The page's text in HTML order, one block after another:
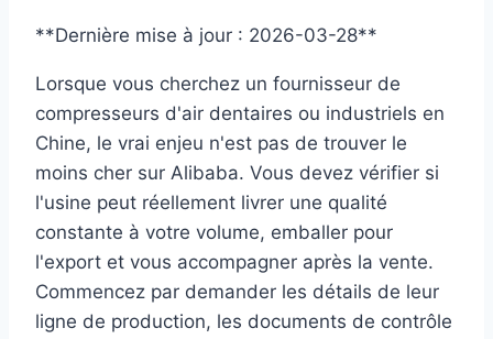
**Dernière mise à jour : 2026-03-28**
Lorsque vous cherchez un fournisseur de
compresseurs d'air dentaires ou industriels en
Chine, le vrai enjeu n'est pas de trouver le
moins cher sur Alibaba. Vous devez vérifier si
l'usine peut réellement livrer une qualité
constante à votre volume, emballer pour
l'export et vous accompagner après la vente.
Commencez par demander les détails de leur
ligne de production, les documents de contrôle